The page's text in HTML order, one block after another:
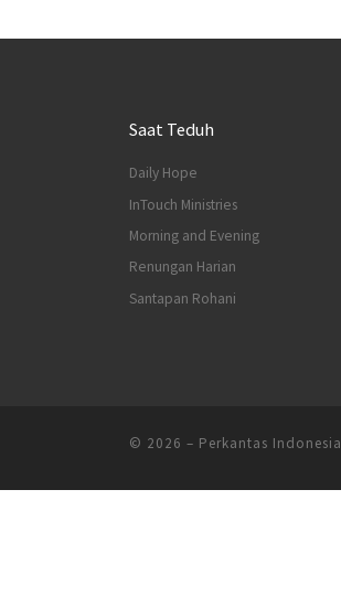
Saat Teduh
Daily Hope
InTouch Ministries
Morning and Evening
Renungan Harian
Santapan Rohani
© 2026 – Perkantas Indonesia